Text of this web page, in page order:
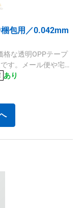
包用／0.042mm
格な透明OPPテープ
す。メール便や宅配
あり